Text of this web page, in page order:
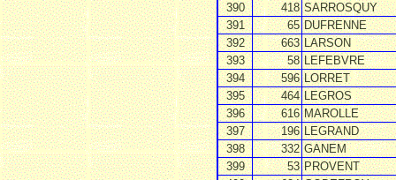
390
418 SARROSQUY
391
65 DUFRENNE
392
663 LARSON
393
58 LEFEBVRE
394
596 LORRET
395
464 LEGROS
396
616 MAROLLE
397
196 LEGRAND
398
332 GANEM
399
53 PROVENT